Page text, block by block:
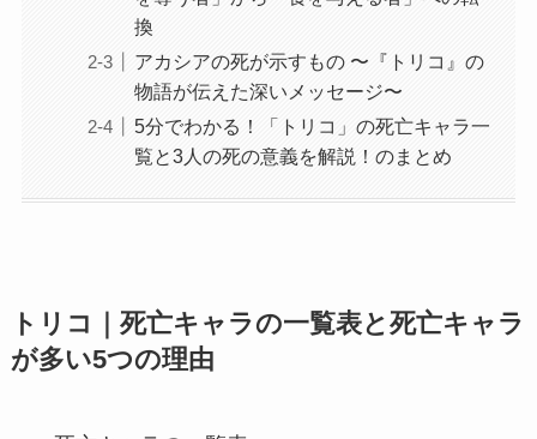
換
アカシアの死が示すもの 〜『トリコ』の
物語が伝えた深いメッセージ〜
5分でわかる！「トリコ」の死亡キャラ一
覧と3人の死の意義を解説！のまとめ
トリコ｜死亡キャラの一覧表と死亡キャラ
が多い5つの理由